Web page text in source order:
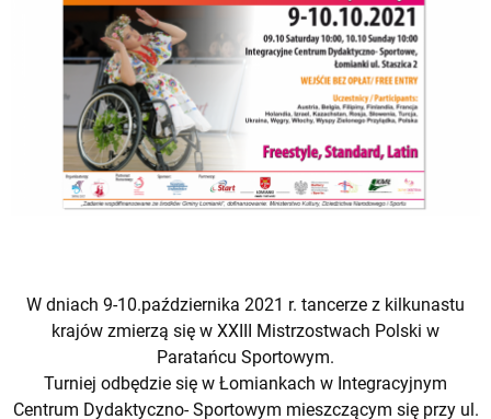
W dniach 9-10.października 2021 r. tancerze z kilkunastu
krajów zmierzą się w XXIII Mistrzostwach Polski w
Paratańcu Sportowym.
Turniej odbędzie się w Łomiankach w Integracyjnym
Centrum Dydaktyczno- Sportowym mieszczącym się przy ul.